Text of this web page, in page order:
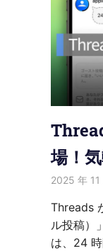
場！
2025 年 11
Threads
ル投稿）
は、24